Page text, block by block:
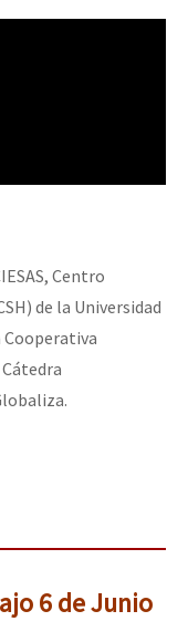
Centro
de la Universidad
Cooperativa
6 de Junio